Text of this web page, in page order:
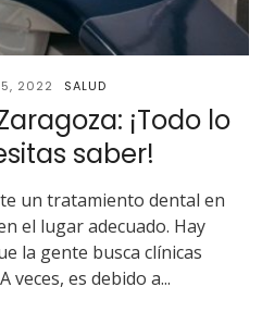
2022 SALUD
¡Todo lo
saber!
un tratamiento dental en
el lugar adecuado. Hay
la gente busca clínicas
veces, es debido a...